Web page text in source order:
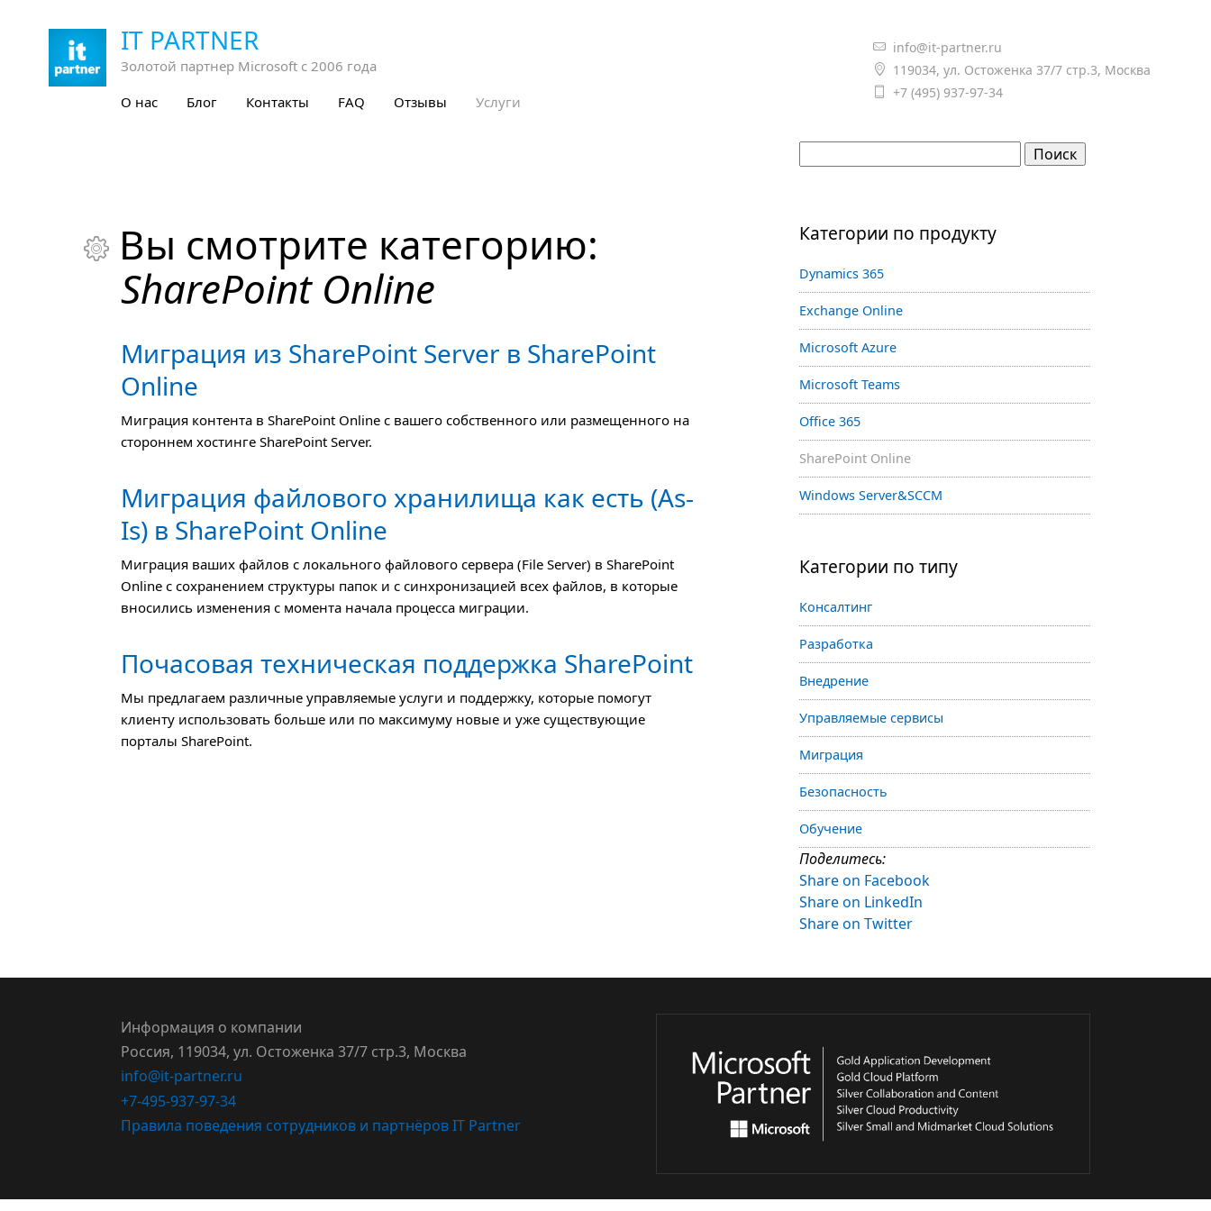
 info@it-partner.ru
 119034, ул. Остоженка 37/7 стр.3, Москва
 +7 (495) 937-97-34
IT PARTNER
Золотой партнер Microsoft с 2006 года
О нас
Блог Контакты FAQ Отзывы Услуги
Вы смотрите категорию:
SharePoint Online
Миграция из SharePoint Server в SharePoint
Online
Миграция контента в SharePoint Online с вашего собственного или размещенного на
стороннем хостинге SharePoint Server.
Миграция файлового хранилища как есть (As-
Is) в SharePoint Online
Миграция ваших файлов с локального файлового сервера (File Server) в SharePoint
Online с сохранением структуры папок и с синхронизацией всех файлов, в которые
вносились изменения с момента начала процесса миграции.
Почасовая техническая поддержка SharePoint
Мы предлагаем различные управляемые услуги и поддержку, которые помогут
клиенту использовать больше или по максимуму новые и уже существующие
порталы SharePoint.
Категории по продукту
Dynamics 365
Exchange Online
Microsoft Azure
Microsoft Teams
Office 365
SharePoint Online
Windows Server&SCCM
Категории по типу
Консалтинг
Разработка
Внедрение
Управляемые сервисы
Миграция
Безопасность
Обучение
Поделитесь:
Share on Facebook
Share on LinkedIn
Share on Twitter
Информация о компании
Россия, 119034, ул. Остоженка 37/7 стр.3, Москва
info@it-partner.ru
+7-495-937-97-34
Правила поведения сотрудников и партнёров IT Partner